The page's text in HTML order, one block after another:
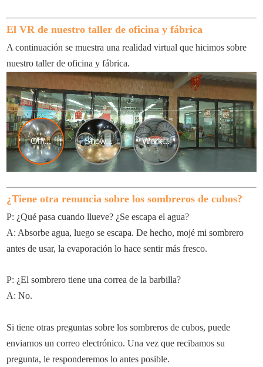
El VR de nuestro taller de oficina y fábrica
A continuación se muestra una realidad virtual que hicimos sobre
nuestro taller de oficina y fábrica.
¿Tiene otra renuncia sobre los sombreros de cubos?
P: ¿Qué pasa cuando llueve? ¿Se escapa el agua?
A: Absorbe agua, luego se escapa. De hecho, mojé mi sombrero
antes de usar, la evaporación lo hace sentir más fresco.
P: ¿El sombrero tiene una correa de la barbilla?
A: No.
Si tiene otras preguntas sobre los sombreros de cubos, puede
enviarnos un correo electrónico. Una vez que recibamos su
pregunta, le responderemos lo antes posible.